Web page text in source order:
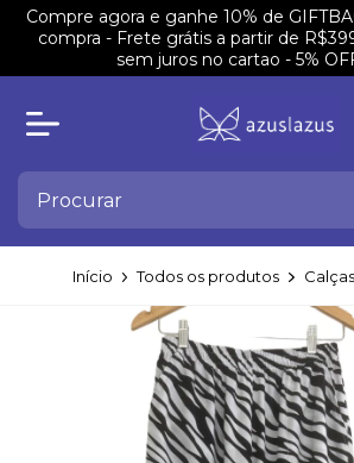
Compre agora e ganhe 10% de
compra - Frete grátis a partir de
sem juros no cartao - 5%
Início Todos os produtos Calças